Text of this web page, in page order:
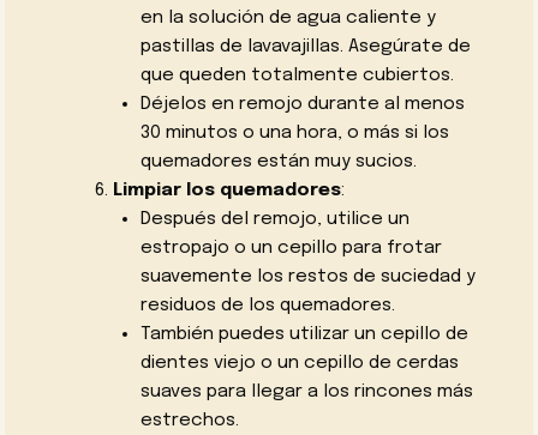
en la solución de agua caliente y
pastillas de lavavajillas. Asegúrate de
que queden totalmente cubiertos.
Déjelos en remojo durante al menos
30 minutos o una hora, o más si los
quemadores están muy sucios.
Limpiar los quemadores:
Después del remojo, utilice un
estropajo o un cepillo para frotar
suavemente los restos de suciedad y
residuos de los quemadores.
También puedes utilizar un cepillo de
dientes viejo o un cepillo de cerdas
suaves para llegar a los rincones más
estrechos.